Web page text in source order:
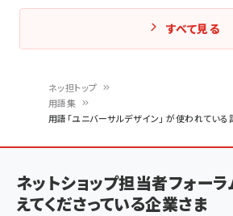
ン
く
ず
ネッ担トップ
用語集
用語「ユニバーサルデザイン」 が使われてい
すべて見る
ネットショップ担当者フォー
えてくださっている企業さま